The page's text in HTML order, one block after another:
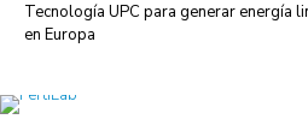
Tecnología UPC para generar energía
en Europa